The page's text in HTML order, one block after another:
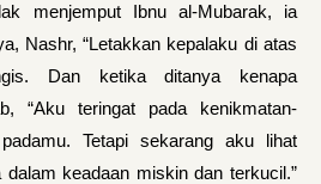
menjemput Ibnu al-Mubarak, ia
Nashr, “Letakkan kepalaku di atas
Dan ketika ditanya kenapa
“Aku teringat pada kenikmatan-
Tetapi sekarang aku lihat
dalam keadaan miskin dan terkucil.”